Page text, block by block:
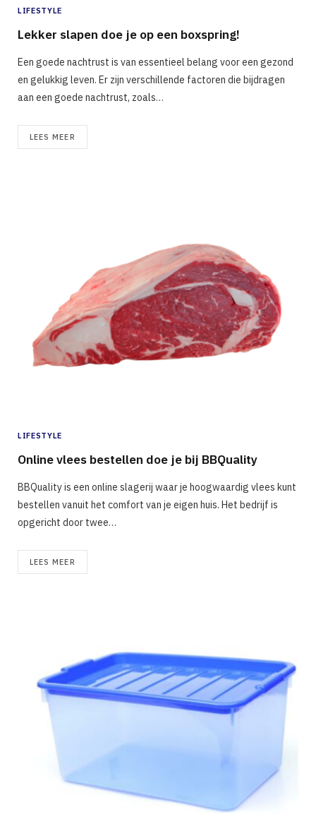
LIFESTYLE
Lekker slapen doe je op een boxspring!
Een goede nachtrust is van essentieel belang voor een gezond
en gelukkig leven. Er zijn verschillende factoren die bijdragen
aan een goede nachtrust, zoals…
LEES MEER
LIFESTYLE
Online vlees bestellen doe je bij BBQuality
BBQuality is een online slagerij waar je hoogwaardig vlees kunt
bestellen vanuit het comfort van je eigen huis. Het bedrijf is
opgericht door twee…
LEES MEER